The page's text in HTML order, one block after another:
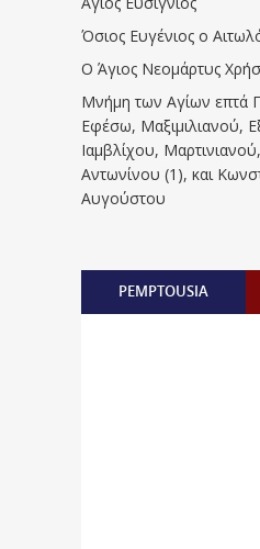
Όσιος Ευγένιος ο
Ο Άγιος Νεομάρτυς
Μνήμη των Aγίων επτά
Eφέσω, Mαξιμιλιανού,
Iαμβλίχου,
Aντωνίνου (1), και
Αυγούστου
PEMPTOUSIA